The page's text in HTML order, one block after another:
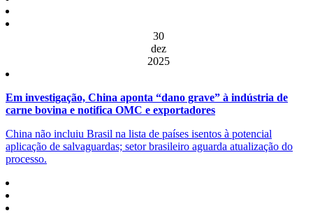
30
dez
2025
Em investigação, China aponta “dano grave” à indústria de
carne bovina e notifica OMC e exportadores
China não incluiu Brasil na lista de países isentos à potencial
aplicação de salvaguardas; setor brasileiro aguarda atualização do
processo.